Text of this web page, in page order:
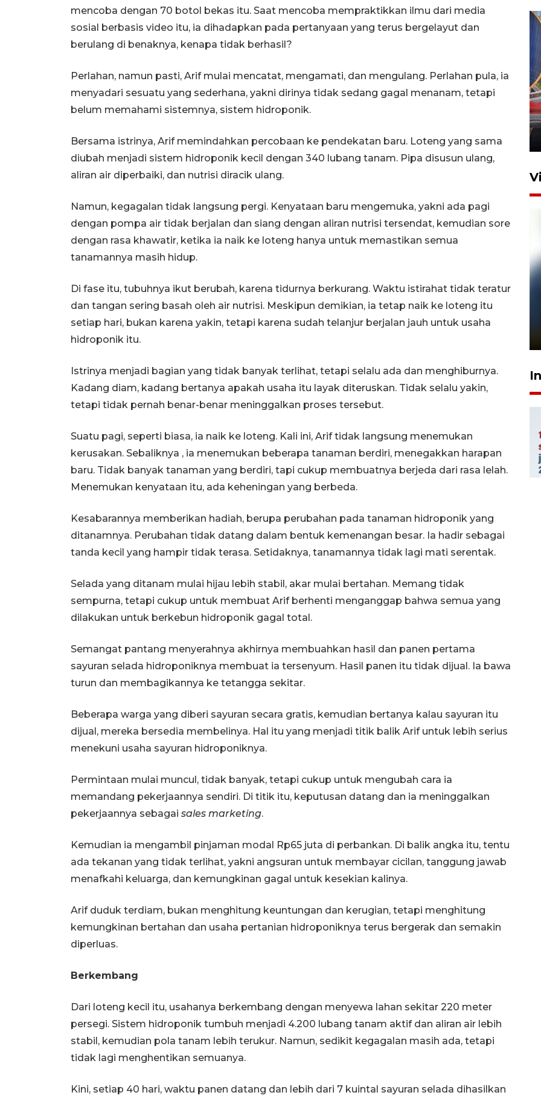
mencoba dengan 70 botol bekas itu. Saat mencoba mempraktikkan ilmu dari media
sosial berbasis video itu, ia dihadapkan pada pertanyaan yang terus bergelayut dan
berulang di benaknya, kenapa tidak berhasil?
Perlahan, namun pasti, Arif mulai mencatat, mengamati, dan mengulang. Perlahan pula, ia
menyadari sesuatu yang sederhana, yakni dirinya tidak sedang gagal menanam, tetapi
belum memahami sistemnya, sistem hidroponik.
Bersama istrinya, Arif memindahkan percobaan ke pendekatan baru. Loteng yang sama
diubah menjadi sistem hidroponik kecil dengan 340 lubang tanam. Pipa disusun ulang,
aliran air diperbaiki, dan nutrisi diracik ulang.
Namun, kegagalan tidak langsung pergi. Kenyataan baru mengemuka, yakni ada pagi
dengan pompa air tidak berjalan dan siang dengan aliran nutrisi tersendat, kemudian sore
dengan rasa khawatir, ketika ia naik ke loteng hanya untuk memastikan semua
tanamannya masih hidup.
Di fase itu, tubuhnya ikut berubah, karena tidurnya berkurang. Waktu istirahat tidak teratur
dan tangan sering basah oleh air nutrisi. Meskipun demikian, ia tetap naik ke loteng itu
setiap hari, bukan karena yakin, tetapi karena sudah telanjur berjalan jauh untuk usaha
hidroponik itu.
Istrinya menjadi bagian yang tidak banyak terlihat, tetapi selalu ada dan menghiburnya.
Kadang diam, kadang bertanya apakah usaha itu layak diteruskan. Tidak selalu yakin,
tetapi tidak pernah benar-benar meninggalkan proses tersebut.
Suatu pagi, seperti biasa, ia naik ke loteng. Kali ini, Arif tidak langsung menemukan
kerusakan. Sebaliknya , ia menemukan beberapa tanaman berdiri, menegakkan harapan
baru. Tidak banyak tanaman yang berdiri, tapi cukup membuatnya berjeda dari rasa lelah.
Menemukan kenyataan itu, ada keheningan yang berbeda.
Kesabarannya memberikan hadiah, berupa perubahan pada tanaman hidroponik yang
ditanamnya. Perubahan tidak datang dalam bentuk kemenangan besar. Ia hadir sebagai
tanda kecil yang hampir tidak terasa. Setidaknya, tanamannya tidak lagi mati serentak.
Selada yang ditanam mulai hijau lebih stabil, akar mulai bertahan. Memang tidak
sempurna, tetapi cukup untuk membuat Arif berhenti menganggap bahwa semua yang
dilakukan untuk berkebun hidroponik gagal total.
Semangat pantang menyerahnya akhirnya membuahkan hasil dan panen pertama
sayuran selada hidroponiknya membuat ia tersenyum. Hasil panen itu tidak dijual. Ia bawa
turun dan membagikannya ke tetangga sekitar.
Beberapa warga yang diberi sayuran secara gratis, kemudian bertanya kalau sayuran itu
dijual, mereka bersedia membelinya. Hal itu yang menjadi titik balik Arif untuk lebih serius
menekuni usaha sayuran hidroponiknya.
Permintaan mulai muncul, tidak banyak, tetapi cukup untuk mengubah cara ia
memandang pekerjaannya sendiri. Di titik itu, keputusan datang dan ia meninggalkan
pekerjaannya sebagai sales marketing.
Kemudian ia mengambil pinjaman modal Rp65 juta di perbankan. Di balik angka itu, tentu
ada tekanan yang tidak terlihat, yakni angsuran untuk membayar cicilan, tanggung jawab
menafkahi keluarga, dan kemungkinan gagal untuk kesekian kalinya.
Arif duduk terdiam, bukan menghitung keuntungan dan kerugian, tetapi menghitung
kemungkinan bertahan dan usaha pertanian hidroponiknya terus bergerak dan semakin
diperluas.
Berkembang
Dari loteng kecil itu, usahanya berkembang dengan menyewa lahan sekitar 220 meter
persegi. Sistem hidroponik tumbuh menjadi 4.200 lubang tanam aktif dan aliran air lebih
stabil, kemudian pola tanam lebih terukur. Namun, sedikit kegagalan masih ada, tetapi
tidak lagi menghentikan semuanya.
Kini, setiap 40 hari, waktu panen datang dan lebih dari 7 kuintal sayuran selada dihasilkan
Komisi V DPR tinjau
12 Juni 2026 18:49
Pelanggan Filaha Farm setia
sampai 8 tahan?
2026-08-06 18:45:00